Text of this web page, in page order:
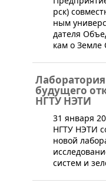
р­ск)
ным
да­те­ля
кам о Зе­м­ле
будущего
НГТУ НЭТИ
​31 января
НГТУ НЭТИ
новой
систем и